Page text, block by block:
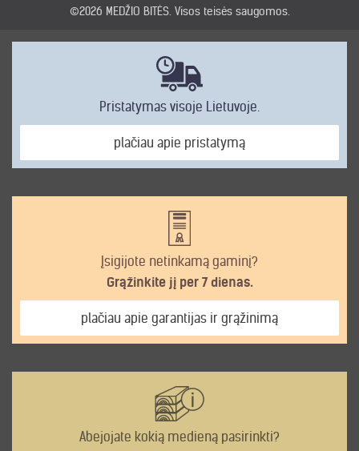
©2026 MEDŽIO BITĖS. Visos teisės saugomos.
Pristatymas visoje Lietuvoje.
plačiau apie pristatymą
Įsigijote netinkamą gaminį?
Grąžinkite jį per 7 dienas.
plačiau apie garantijas ir grąžinimą
Abejojate kokią medieną pasirinkti?